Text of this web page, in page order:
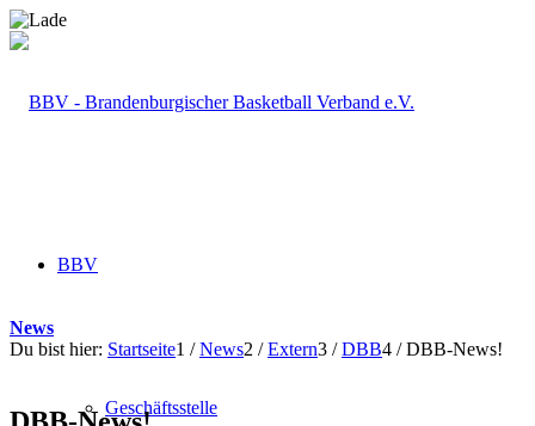
BBV
Geschäftsstelle
News
Du bist hier: Startseite1 / News2 / Extern3 / DBB4 / DBB-News!